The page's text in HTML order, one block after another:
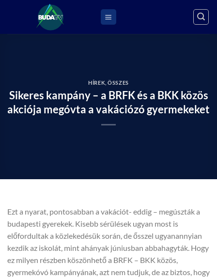
HÍREK ,ÖSSZES
Sikeres kampány – a BRFK és a BKK közös
akciója megóvta a vakációzó gyermekeket
Ezt a nyarat, pontosabban a vakációt- eddig – megúszták a
budapesti gyerekek. Kisebb sérülések ugyan most is
előfordultak a közlekedésük során, de ősszel ugyanannyian
kezdik az iskolát, mint ahányak júniusban abbahagyták. Hogy
ez milyen részben köszönhető a BRFK – BKK közös,
gyermekóvó kampányának, azt nem tudjuk, de az biztos, hogy